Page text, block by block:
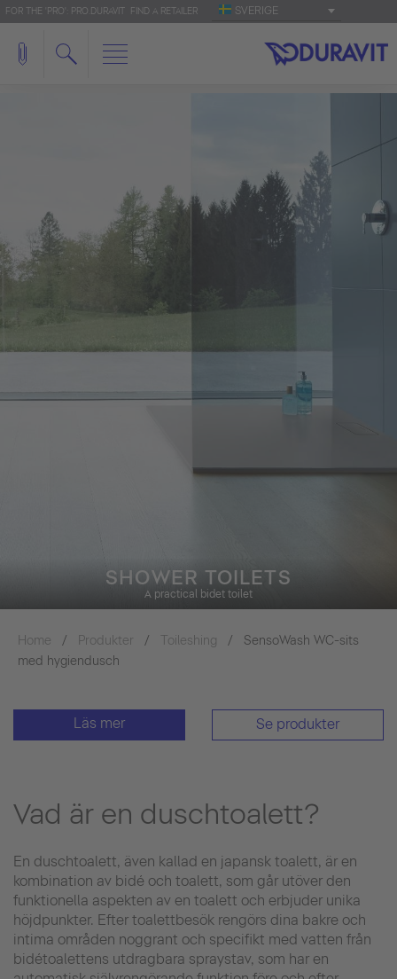
FOR THE 'PRO': PRO.DURAVIT FIND A RETAILER SVERIGE
SHOWER TOILETS
A practical bidet toilet
Home Produkter Toileshing
SensoWash WC-sits
med hygiendusch
Läs mer Se produkter
Vad är en duschtoalett?
En duschtoalett, även kallad en japansk toalett, är en
kombination av bidé och toalett, som går utöver den
funktionella aspekten av en toalett och erbjuder unika
höjdpunkter. Efter toalettbesök rengörs dina bakre och
intima områden noggrant och specifikt med vatten från
bidétoalettens utdragbara spraystav, som har en